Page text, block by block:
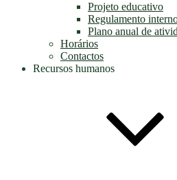
Projeto educativo
Regulamento
Plano anual de
Horários
Contactos
Recursos humanos